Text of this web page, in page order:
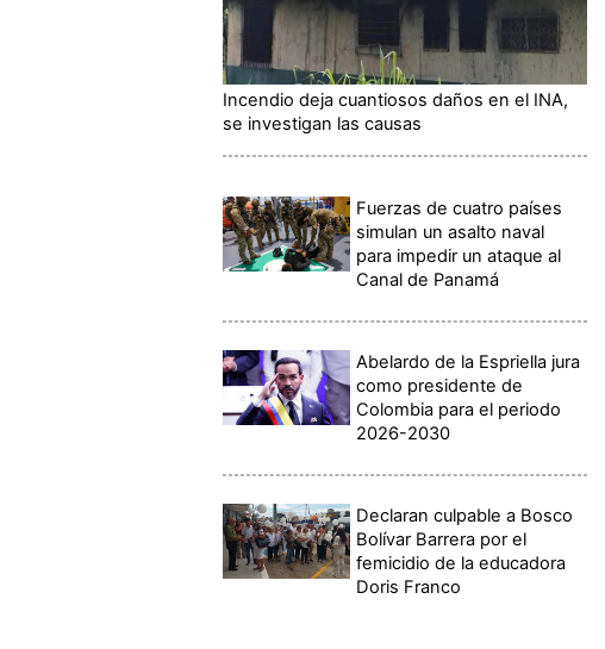
Incendio deja cuantiosos daños en el INA,
se investigan las causas
Fuerzas de cuatro países
simulan un asalto naval
para impedir un ataque al
Canal de Panamá
Abelardo de la Espriella jura
como presidente de
Colombia para el periodo
2026-2030
Declaran culpable a Bosco
Bolívar Barrera por el
femicidio de la educadora
Doris Franco